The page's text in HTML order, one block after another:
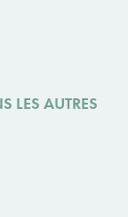
LES AUTRES